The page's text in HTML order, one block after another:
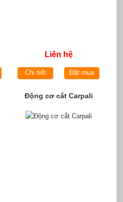
Liên hệ
Chi tiết Đặt mua
Động cơ cắt Carpali